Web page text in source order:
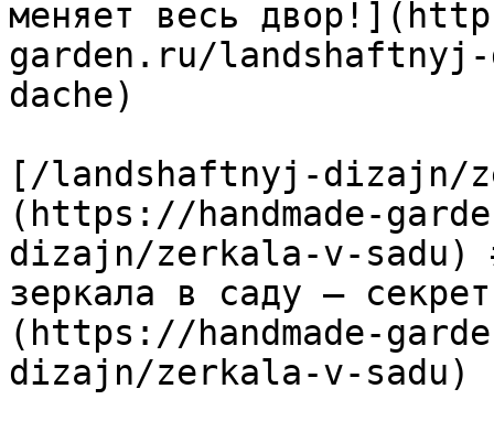
меняет весь
garden.ru/
dache)
[/landshaftnyj-dizajn/
(https://handmade-
dizajn/zerkala-v-sadu)
зеркала в саду —
(https://handmade-